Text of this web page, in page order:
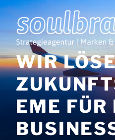
Zum
Inhalt
springen
WIR
EME FÜR